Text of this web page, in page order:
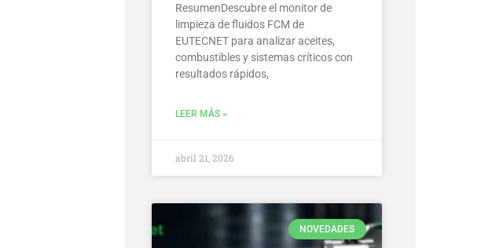
ResumenDescubre el monitor de
limpieza de fluidos FCM de
EUTECNET para analizar aceites,
combustibles y sistemas críticos con
resultados rápidos,
LEER MÁS »
abril 21, 2026
NOVEDADES